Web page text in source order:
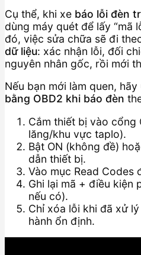
Cụ thể, khi xe báo lỗi đèn
dùng máy quét để lấy “mã
đó, việc sửa chữa sẽ đi
dữ liệu: xác nhận lỗi, đối
nguyên nhân gốc, rồi mới
Nếu bạn mới làm quen, hãy
bằng OBD2 khi báo đèn
Cắm thiết bị vào cổng
lăng/khu vực taplo).
Bật ON (không đề)
dẫn thiết bị.
Vào mục Read Codes
Ghi lại mã + điều kiện
nếu có).
Chỉ xóa lỗi khi đã xử
hành ổn định.